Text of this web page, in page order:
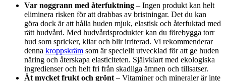
Var noggrann med återfuktning – Ingen produkt kan helt
eliminera risken för att drabbas av bristningar. Det du kan
göra dock är att hålla huden mjuk, elastisk och återfuktad med
rätt hudvård. Med hudvårdsprodukter kan du förebygga torr
hud som spricker, kliar och blir irriterad. Vi rekommenderar
denna kroppskräm som är speciellt utvecklad för att ge huden
näring och återskapa elasticiteten. Självklart med ekologiska
ingredienser och helt fri från skadliga ämnen och tillsatser.
Ät mycket frukt och grönt – Vitaminer och mineraler är inte